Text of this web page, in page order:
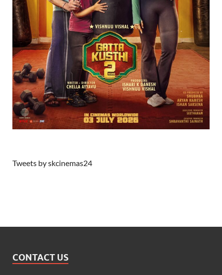
Tweets by skcinemas24
CONTACT US